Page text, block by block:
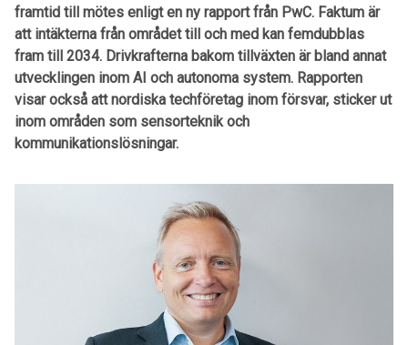
framtid till mötes enligt en ny rapport från PwC. Faktum är
att intäkterna från området till och med kan femdubblas
fram till 2034. Drivkrafterna bakom tillväxten är bland annat
utvecklingen inom AI och autonoma system. Rapporten
visar också att nordiska techföretag inom försvar, sticker ut
inom områden som sensorteknik och
kommunikationslösningar.